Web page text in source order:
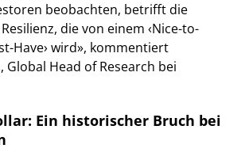
beobachten, betrifft die
die von einem ‹Nice-to-
Have› wird», kommentiert
Global Head of Research bei
Ein historischer Bruch bei